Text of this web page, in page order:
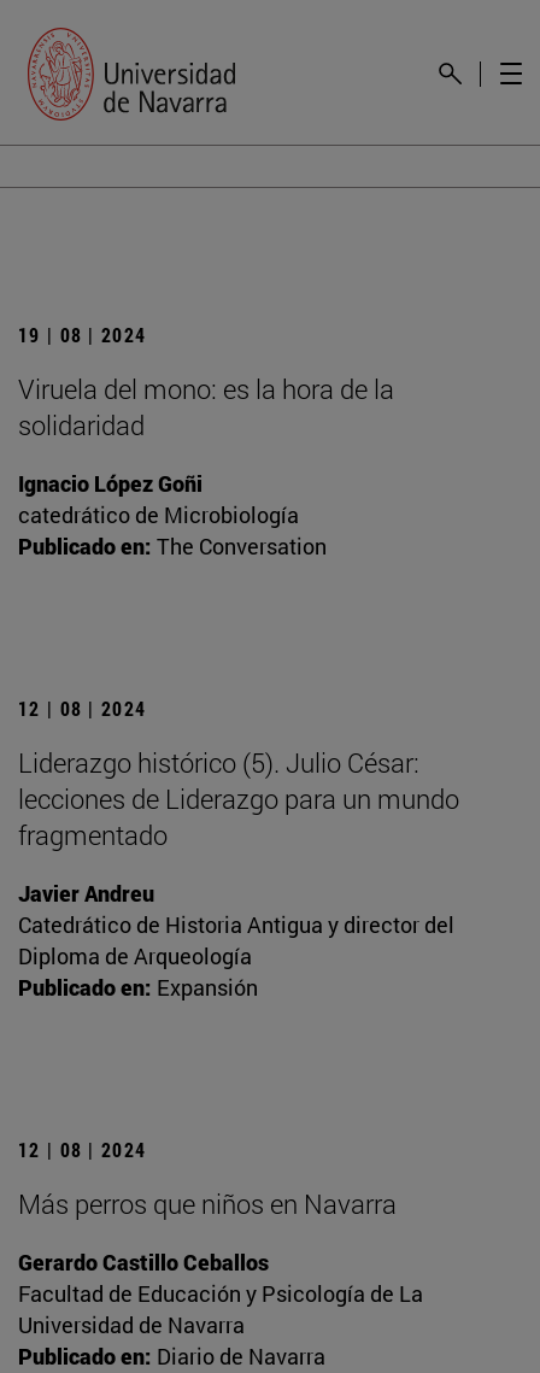
19 | 08 | 2024
Viruela del mono: es la hora de la
solidaridad
Ignacio López Goñi
catedrático de Microbiología
Publicado en: The Conversation
12 | 08 | 2024
Liderazgo histórico (5). Julio César:
lecciones de Liderazgo para un mundo
fragmentado
Javier Andreu
Catedrático de Historia Antigua y director del
Diploma de Arqueología
Publicado en: Expansión
12 | 08 | 2024
Más perros que niños en Navarra
Gerardo Castillo Ceballos
Facultad de Educación y Psicología de La
Universidad de Navarra
Publicado en: Diario de Navarra